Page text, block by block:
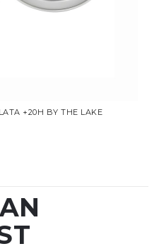
+20H BY THE LAKE